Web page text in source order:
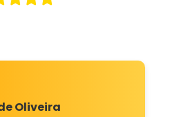
Oliveira